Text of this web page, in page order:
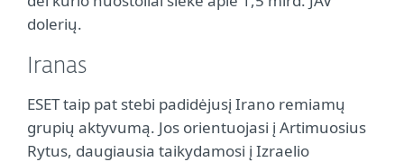
dolerių.
Iranas
ESET taip pat stebi padidėjusį Irano remiamų
grupių aktyvumą. Jos orientuojasi į Artimuosius
Rytus, daugiausia taikydamosi į Izraelio